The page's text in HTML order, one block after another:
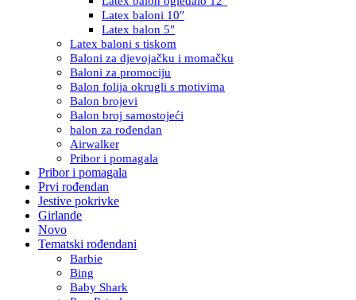
Latex baloni 10″
Latex balon 5″
Latex baloni s tiskom
Baloni za djevojačku i momačku
Baloni za promociju
Balon folija okrugli s motivima
Balon brojevi
Balon broj samostojeći
balon za rođendan
Airwalker
Pribor i pomagala
Pribor i pomagala
Prvi rođendan
Jestive pokrivke
Girlande
Novo
Tematski rođendani
Barbie
Bing
Baby Shark